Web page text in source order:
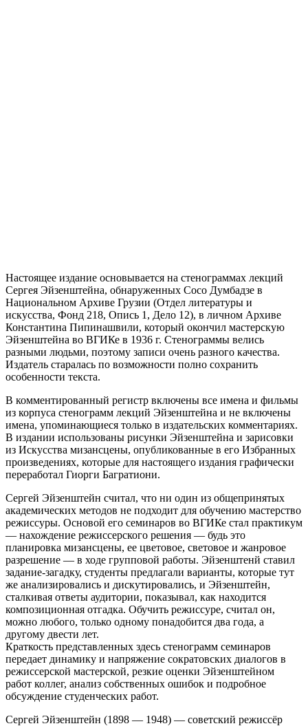
Настоящее издание основывается на стенограммах лекций
Сергея Эйзенштейна, обнаруженных Сосо Думбадзе в
Национальном Архиве Грузии (Oтдел литературы и
искусства, Фонд 218, Опись 1, Дело 12), в личном Архиве
Константина Пипинашвили, который окончил мастерскую
Эйзенштейна во ВГИКе в 1936 г. Стенограммы велись
разными людьми, поэтому записи очень разного качества.
Издатель стара­лась по возможности полно сохранить
особенности текста.
В комментированный регистр включены все имена и фильмы
из корпуса сте­нограмм лекций Эйзенштейна и не включены
имена, упо­минающиеся только в издательских коммента­риях.
В из­дании использованы рисунки Эйзенштейна и зарисовки
из Искусства мизансцены, опубликованные в его Избранных
произведениях, которые для настоящего издания графи­чески
переработал Гиорги Багратиони.
Сергей Эйзенштейн считал, что ни один из общепринятых
академических методов не подходит для обучению мастерство
режиссуры. Основой его семинаров во ВГИКе стал практикум
— нахождение режиссерского решения — будь это
планировка мизансцены, ее цветовое, световое и жанровое
разрешение — в ходе групповой работы. Эйзенштенй ставил
задание-загадку, студенты предлагали варианты, которые тут
же анализировались и дискутировались, и Эйзенштейн,
сталкивая ответы аудитории, показывал, как находится
композиционная отгадка. Обучить режиссуре, считал он,
можно любого, только одному понадобится два года, а
другому двести лет.
Краткость представленных здесь стенограмм семинаров
передает динамику и напряжение сократовских диалогов в
режиссерской мастерской, резкие оценки Эйзенштейном
работ коллег, анализ собственных ошибок и подробное
обсуждение студенческих работ.
Сергей Эйзенштейн (1898 — 1948) — советский режиссёр